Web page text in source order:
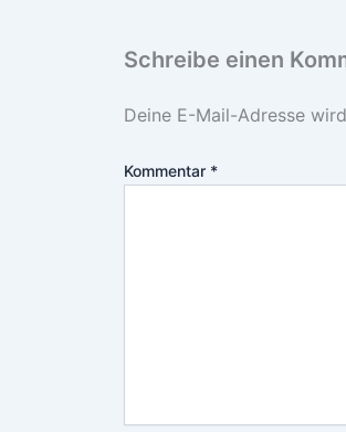
Schreibe einen
Deine E-Mail-Adresse
Kommentar *